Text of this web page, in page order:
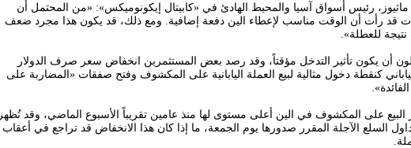
رئيس أسواق آسيا والمحيط الهادئ في «كابيتال إيكونوميكس»: «من المحتمل أن
قد رأت أن الوقت مناسب لإعطاء الين دفعة إضافية. ومع ذلك، قد يكون هذا مجرد ضعف
للعطلة».
أن يكون تأثير التدخل مؤقتاً، وقد رصد بعض المستثمرين انخفاض سعر صرف الدولار
كنقطة دخول مثالية لبيع العملة اليابانية على المكشوف وفتح صفقات «المضاربة على
على المكشوف في الين أعلى مستوى لها منذ عامين تقريباً الأسبوع الماضي، وقد تُظهر
السلع الآجلة المقرر صدورها يوم الجمعة، ما إذا كان هذا الانخفاض قد تراجع في أعقاب